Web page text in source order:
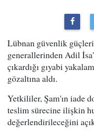
Lübnan güvenlik
generallerinden Adil
çıkardığı gıyabi
gözaltına aldı.
Yetkililer, Şam'ın iade
teslim sürecine ilişkin
değerlendirileceğini